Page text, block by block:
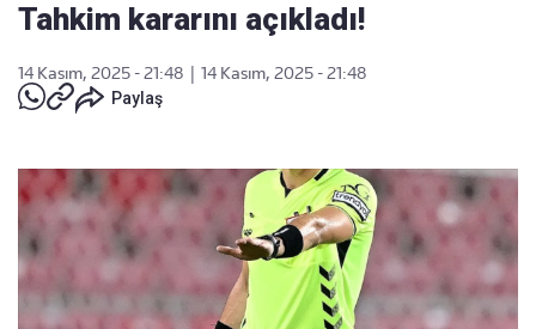
Tahkim kararını açıkladı!
14 Kasım, 2025 - 21:48
14 Kasım, 2025 - 21:48
Paylaş